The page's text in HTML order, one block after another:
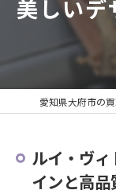
美しいデ
ルイ・ヴ
インと高